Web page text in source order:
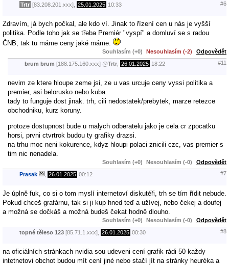
Trtr [83.208.201.xxx], 25.01.2025 10:33 #6
Zdravím, já bych počkal, ale kdo ví. Jinak to řízení cen u nás je vyšší
politika. Podle toho jak se třeba Premiér "vyspí" a domluví se s radou
ČNB, tak tu máme ceny jaké máme.
Souhlasím (+0) Nesouhlasím (-2) Odpovědět
brum brum [188.175.160.xxx] @Trtr 26.01.2025 18:22 #11
nevim ze ktere hloupe zeme jsi, ze u vas urcuje ceny vyssi politika a
premier, asi belorusko nebo kuba.
tady to funguje dost jinak. trh, cili nedostatek/prebytek, marze retezce
obchodniku, kurz koruny.
protoze dostupnost bude u malych odberatelu jako je cela cr zpocatku
horsi, prvni ctvrtrok budou ty grafiky drazsi.
na trhu moc neni kokurence, kdyz hloupi polaci znicili czc, vas premier s
tim nic nenadela.
Souhlasím (+0) Nesouhlasím (-0) Odpovědět
Prasak 26.01.2025 00:12 #7
Je úplně fuk, co si o tom myslí internetoví diskutéři, trh se tím řídit nebude.
Pokud chceš grafárnu, tak si ji kup hned teď a užívej, nebo čekej a doufej
a možná se dočkáš a možná budeš čekat hodně dlouho.
Souhlasím (+0) Nesouhlasím (-0) Odpovědět
topné těleso 123 [85.71.1.xxx], 26.01.2025 00:30 #8
na oficiálních stránkach nvidia sou udeveni cení grafik rádi 50 každy
intetnetovi obchot budou mít cení jiné nebo stačí jít na stránky heuréka a